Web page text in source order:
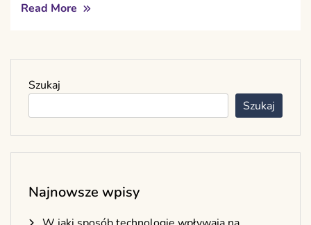
Read More
Szukaj
Szukaj
Najnowsze wpisy